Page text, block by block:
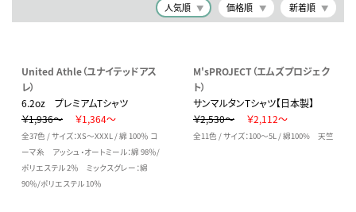
人気順 価格順 新着順
United Athle（ユナイテッドアス
レ）
6.2oz プレミアムTシャツ
￥1,936～
￥1,364～
全37色 / サイズ：XS～XXXL / 綿 100％ コ
ーマ糸 アッシュ・オートミール：綿 98％/
ポリエステル 2％ ミックスグレー：綿
90％/ポリエステル 10％
M'sPROJECT（エムズプロジェク
ト）
サンマルタンTシャツ【日本製】
￥2,530～
￥2,112～
全11色 / サイズ：100～5L / 綿100% 天竺